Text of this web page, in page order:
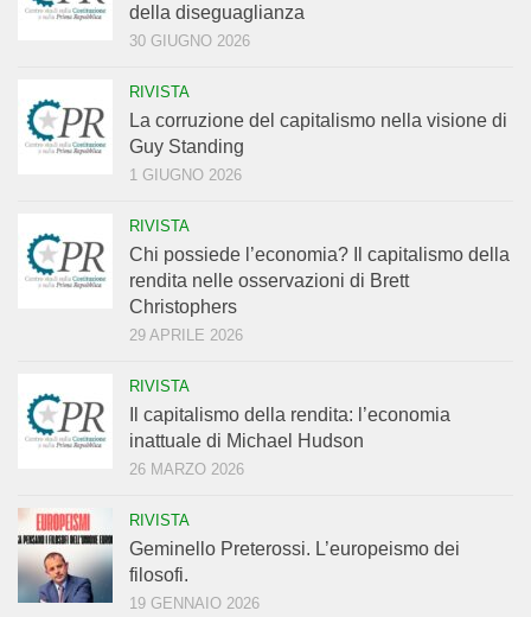
della diseguaglianza
30 GIUGNO 2026
RIVISTA
La corruzione del capitalismo nella visione di
Guy Standing
1 GIUGNO 2026
RIVISTA
Chi possiede l’economia? Il capitalismo della
rendita nelle osservazioni di Brett
Christophers
29 APRILE 2026
RIVISTA
Il capitalismo della rendita: l’economia
inattuale di Michael Hudson
26 MARZO 2026
RIVISTA
Geminello Preterossi. L’europeismo dei
filosofi.
19 GENNAIO 2026